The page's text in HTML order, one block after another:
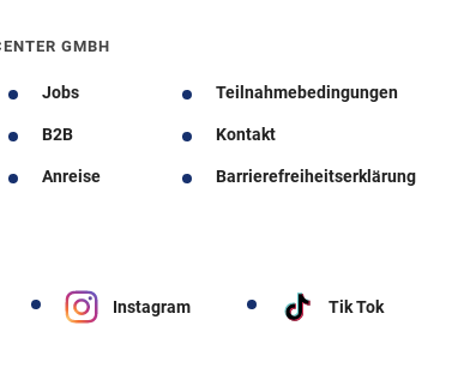
GMBH
Jobs Teilnahmebedingungen
B2B Kontakt
Anreise Barrierefreiheitserklärung
Instagram Tik Tok